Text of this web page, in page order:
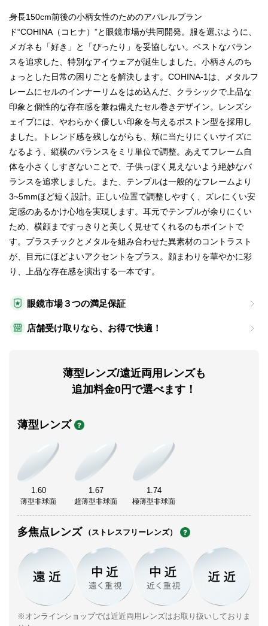
眼鏡市場３つの満足保証
店舗受け取りなら、お得で快適！
薄型レンズ/遠近両用レンズも
追加料金0円で選べます！
薄型レンズ
1.60
薄型非球面
1.67
超薄型非球面
1.74
極薄型非球面
多焦点レンズ （ストレスフリーレンズ）
※オンラインショップでは近近両用レンズはお取り扱いしておりま
身長150cm前後の小柄女性のためのアパレルブラン
ド“COHINA（コヒナ）”と眼鏡市場が共同開発。服を選ぶように、
メガネも「好き」と「ぴったり」を妥協しない。ベストなバラン
スを追求した、特別なアイウェアが誕生しました。小柄さんのち
ょっとした日常の困りごとを解決します。COHINA-1は、メタルフ
レームにセルのインナーリムをはめ込んだ、クラシックで上品な
印象と個性的な存在感を兼ね備えたセル巻きデザイン。レンズシ
ェイプには、やわらかく優しい印象を与えるボストン型を採用し
ました。トレンド感を残しながらも、頬に当たりにくいサイズに
なるよう、縦横のバランスをミリ単位で調整。あえてフレーム自
体を小さくしすぎないことで、子供っぽく見えないよう絶妙なバ
ランスを追求しました。また、テンプルは一般的なフレームより
3~5mmほど短く設計。正しい位置で調整しやすく、ズレにくい安
定感のあるかけ心地を実現します。耳元でテンプルが余りにくい
ため、横顔まですっきりと美しく見せてくれるのもポイントで
す。プラスチックとメタルを組み合わせた異素材のコントラスト
が、目元にほどよいアクセントをプラス。顔まわりを華やかに彩
り、上品な存在感を演出する一本です。